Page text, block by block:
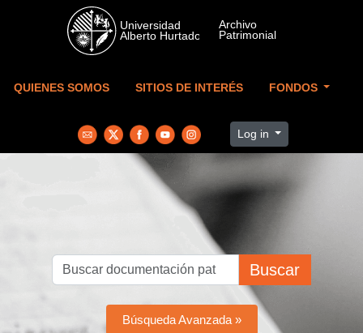
Skip to main content
QUIENES SOMOS SITIOS DE INTERÉS FONDOS
Log in
Buscar
Búsqueda Avanzada »